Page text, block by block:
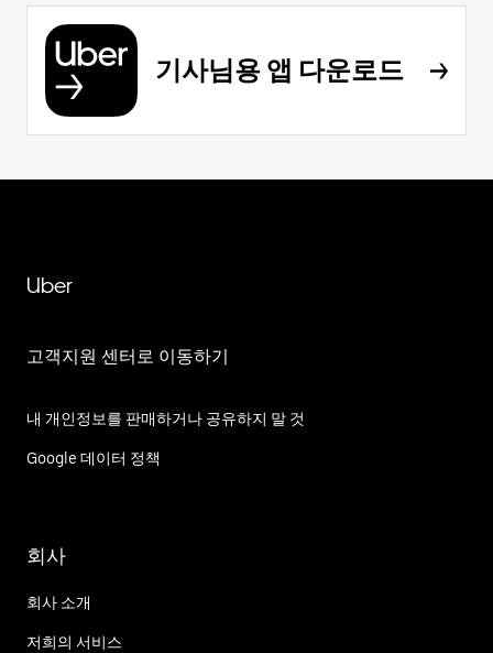
기사님용 앱 다운로드
Uber
고객지원 센터로 이동하기
내 개인정보를 판매하거나 공유하지 말 것
Google 데이터 정책
회사
회사 소개
저희의 서비스